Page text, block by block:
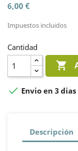
6,00 €
Impuestos incluidos
Cantidad

 Envio en 3 dias
Descripción